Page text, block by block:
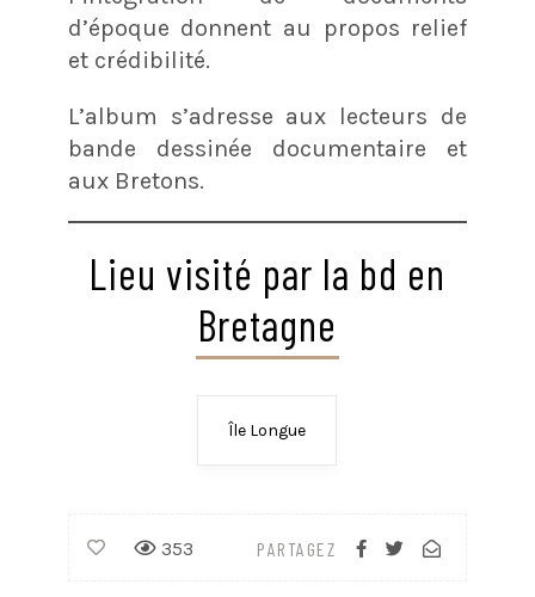
d’époque donnent au propos relief
et crédibilité.
L’album s’adresse aux lecteurs de
bande dessinée documentaire et
aux Bretons.
Lieu visité par la bd en
Bretagne
Île Longue
PARTAGEZ
353